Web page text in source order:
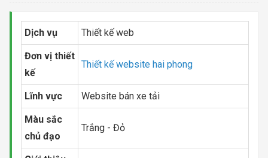
Dịch vụ Thiết kế web
Đơn vị thiết
kế
Thiết kế website hai phong
Lĩnh vực Website bán xe tải
Màu sắc
chủ đạo
Trắng - Đỏ